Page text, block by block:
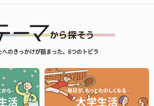
へのきっかけが詰まった、6つのトビラ